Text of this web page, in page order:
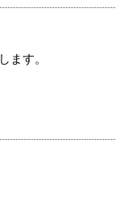
ます。